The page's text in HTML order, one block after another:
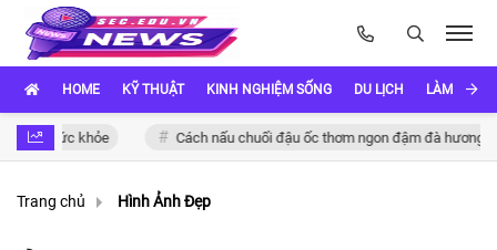
HOME KỸ THUẬT KINH NGHIỆM SỐNG DU LỊCH LÀM ĐẸP
khỏe Cách nấu chuối đậu ốc thơm ngon đậm đà hương vị Việt
Trang chủ Hình Ảnh Đẹp